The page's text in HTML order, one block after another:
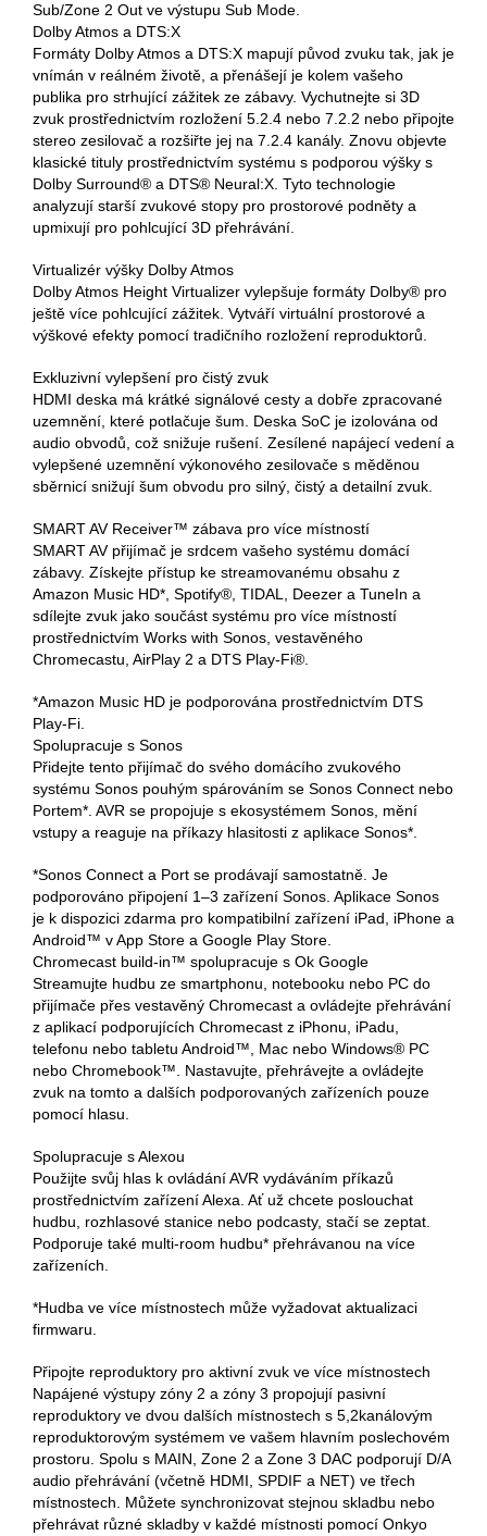
Sub/Zone 2 Out ve výstupu Sub Mode.
Dolby Atmos a DTS:X
Formáty Dolby Atmos a DTS:X mapují původ zvuku tak, jak je
vnímán v reálném životě, a přenášejí je kolem vašeho
publika pro strhující zážitek ze zábavy. Vychutnejte si 3D
zvuk prostřednictvím rozložení 5.2.4 nebo 7.2.2 nebo připojte
stereo zesilovač a rozšiřte jej na 7.2.4 kanály. Znovu objevte
klasické tituly prostřednictvím systému s podporou výšky s
Dolby Surround® a DTS® Neural:X. Tyto technologie
analyzují starší zvukové stopy pro prostorové podněty a
upmixují pro pohlcující 3D přehrávání.
Virtualizér výšky Dolby Atmos
Dolby Atmos Height Virtualizer vylepšuje formáty Dolby® pro
ještě více pohlcující zážitek. Vytváří virtuální prostorové a
výškové efekty pomocí tradičního rozložení reproduktorů.
Exkluzivní vylepšení pro čistý zvuk
HDMI deska má krátké signálové cesty a dobře zpracované
uzemnění, které potlačuje šum. Deska SoC je izolována od
audio obvodů, což snižuje rušení. Zesílené napájecí vedení a
vylepšené uzemnění výkonového zesilovače s měděnou
sběrnicí snižují šum obvodu pro silný, čistý a detailní zvuk.
SMART AV Receiver™ zábava pro více místností
SMART AV přijímač je srdcem vašeho systému domácí
zábavy. Získejte přístup ke streamovanému obsahu z
Amazon Music HD*, Spotify®, TIDAL, Deezer a TuneIn a
sdílejte zvuk jako součást systému pro více místností
prostřednictvím Works with Sonos, vestavěného
Chromecastu, AirPlay 2 a DTS Play-Fi®.
*Amazon Music HD je podporována prostřednictvím DTS
Play-Fi.
Spolupracuje s Sonos
Přidejte tento přijímač do svého domácího zvukového
systému Sonos pouhým spárováním se Sonos Connect nebo
Portem*. AVR se propojuje s ekosystémem Sonos, mění
vstupy a reaguje na příkazy hlasitosti z aplikace Sonos*.
*Sonos Connect a Port se prodávají samostatně. Je
podporováno připojení 1–3 zařízení Sonos. Aplikace Sonos
je k dispozici zdarma pro kompatibilní zařízení iPad, iPhone a
Android™ v App Store a Google Play Store.
Chromecast build-in™ spolupracuje s Ok Google
Streamujte hudbu ze smartphonu, notebooku nebo PC do
přijímače přes vestavěný Chromecast a ovládejte přehrávání
z aplikací podporujících Chromecast z iPhonu, iPadu,
telefonu nebo tabletu Android™, Mac nebo Windows® PC
nebo Chromebook™. Nastavujte, přehrávejte a ovládejte
zvuk na tomto a dalších podporovaných zařízeních pouze
pomocí hlasu.
Spolupracuje s Alexou
Použijte svůj hlas k ovládání AVR vydáváním příkazů
prostřednictvím zařízení Alexa. Ať už chcete poslouchat
hudbu, rozhlasové stanice nebo podcasty, stačí se zeptat.
Podporuje také multi-room hudbu* přehrávanou na více
zařízeních.
*Hudba ve více místnostech může vyžadovat aktualizaci
firmwaru.
Připojte reproduktory pro aktivní zvuk ve více místnostech
Napájené výstupy zóny 2 a zóny 3 propojují pasivní
reproduktory ve dvou dalších místnostech s 5,2kanálovým
reproduktorovým systémem ve vašem hlavním poslechovém
prostoru. Spolu s MAIN, Zone 2 a Zone 3 DAC podporují D/A
audio přehrávání (včetně HDMI, SPDIF a NET) ve třech
místnostech. Můžete synchronizovat stejnou skladbu nebo
přehrávat různé skladby v každé místnosti pomocí Onkyo